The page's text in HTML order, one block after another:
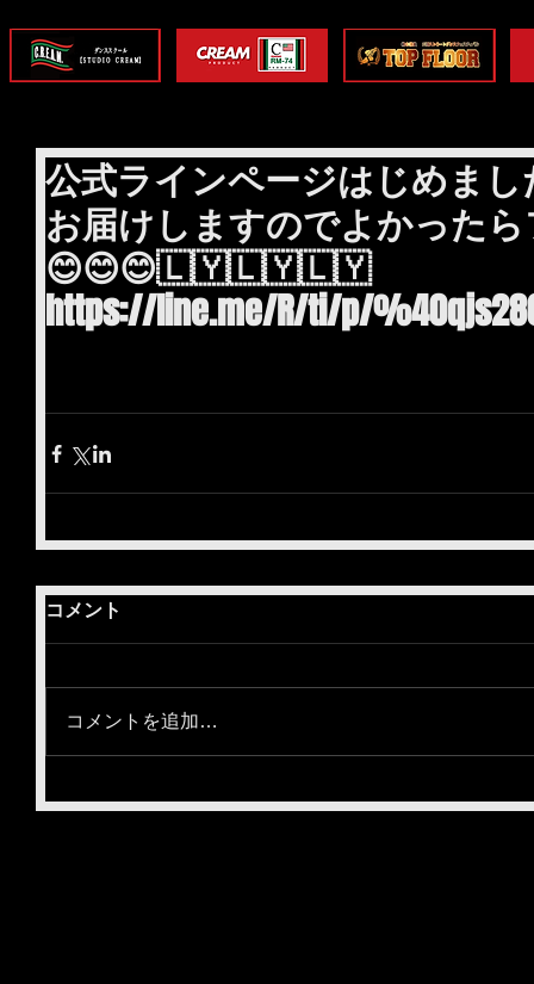
公式ラインページはじめま
お届けしますのでよかった
😊😊😊🇱🇾🇱🇾🇱🇾
https://line.me/R/ti/p/
コメント
コメントを追加…